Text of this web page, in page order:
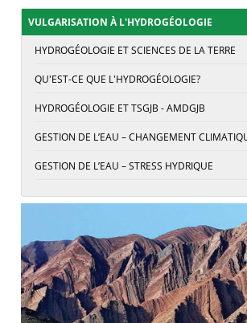
VULGARISATION À L'HYDROGÉOLOGIE
HYDROGÉOLOGIE ET SCIENCES DE LA TERRE
QU'EST-CE QUE L'HYDROGÉOLOGIE?
HYDROGÉOLOGIE ET TSGJB - AMDGJB
GESTION DE L’EAU – CHANGEMENT
GESTION DE L’EAU – STRESS HYDRIQUE